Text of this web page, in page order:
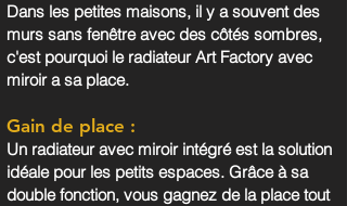
Dans les petites maisons, il y a souvent des
murs sans fenêtre avec des côtés sombres,
c'est pourquoi le radiateur Art Factory avec
miroir a sa place.
Gain de place :
Un radiateur avec miroir intégré est la solution
idéale pour les petits espaces. Grâce à sa
double fonction, vous gagnez de la place tout